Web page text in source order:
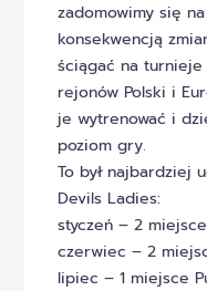
zadomowimy się
konsekwencją
ściągać na turnieje
rejonów Polski i
je wytrenować i
poziom gry.
To był najbardziej
Devils Ladies:
styczeń – 2
czerwiec – 2
lipiec – 1 miejsce